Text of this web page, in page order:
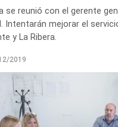
se reunió con el gerente
Intentarán mejorar el
y La Ribera.
2019